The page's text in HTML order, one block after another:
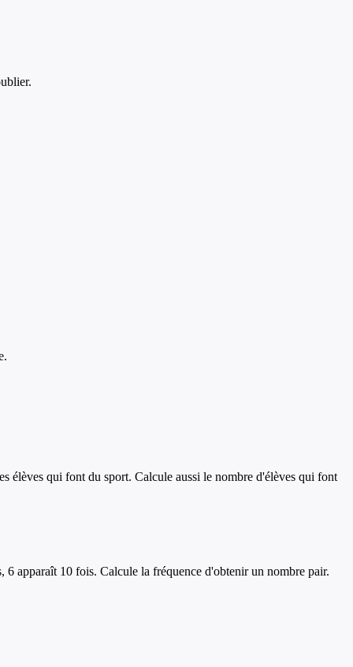
élèves qui font du sport. Calcule aussi le nombre d'élèves qui font
apparaît 10 fois. Calcule la fréquence d'obtenir un nombre pair.